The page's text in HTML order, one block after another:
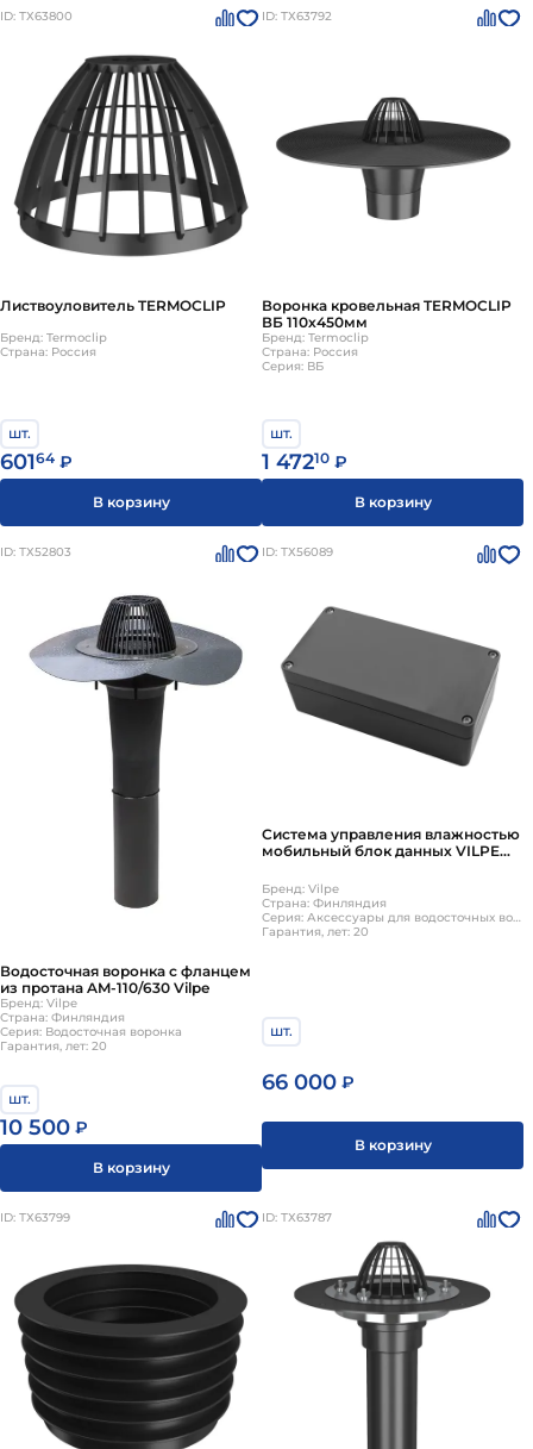
ID: ТХ63800
Листвоуловитель TERMOCLIP
Бренд: Termoclip
Страна: Россия
шт.
60164 ₽
В корзину
ID: ТХ63792
Воронка кровельная TERMOCLIP
ВБ 110х450мм
Бренд: Termoclip
Страна: Россия
Серия: ВБ
шт.
1 47210 ₽
В корзину
ID: ТХ52803
Водосточная воронка с фланцем
из протана AM-110/630 Vilpe
Бренд: Vilpe
Страна: Финляндия
Серия: Водосточная воронка
Гарантия, лет: 20
шт.
10 500 ₽
В корзину
ID: ТХ56089
Система управления влажностью
мобильный блок данных VILPE
Бренд: Vilpe
Страна: Финляндия
Серия: Аксессуары для водосточных воронок
Гарантия, лет: 20
шт.
66 000 ₽
В корзину
ID: ТХ63799 ID: ТХ63787